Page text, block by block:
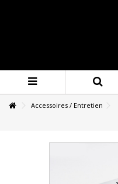
Accessoires / Entretien